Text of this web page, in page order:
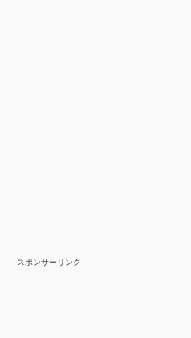
スポンサーリンク